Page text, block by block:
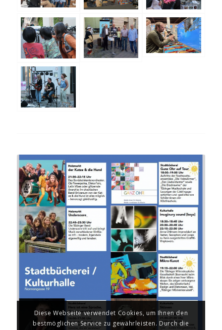
Diese Webseite verwendet Cookies, um Ihnen den
bestmöglichen Service zu gewährleisten. Durch die